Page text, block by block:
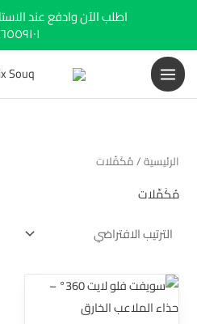
المحتوى
الرئيسية/ مُكَمِّلات
مُكَمِّلات
هناك
العديد
اطلب الآن وادفع عند